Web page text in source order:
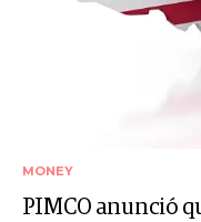
MONEY
PIMCO anunció